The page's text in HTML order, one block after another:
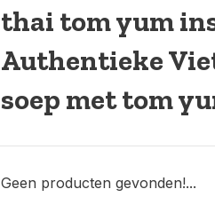
thai tom yum
Authentieke
soep met tom
Geen producten gevonden!...